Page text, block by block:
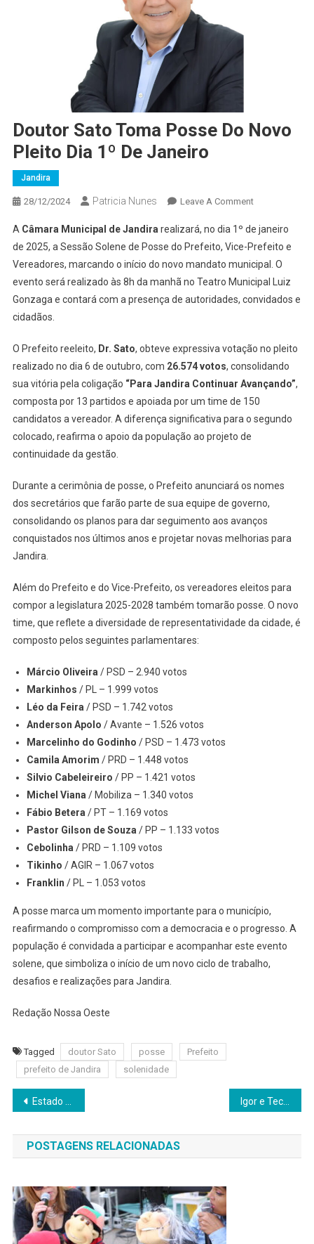
Doutor Sato Toma Posse Do Novo
Pleito Dia 1º De Janeiro
Jandira
28/12/2024 Patricia Nunes Leave A CommentOn
Sato
Toma
Posse
Do
Novo
1º
De
A Câmara Municipal de Jandirarealizará, no dia 1º de janeiro
de 2025, a Sessão Solene de Posse do Prefeito, Vice-Prefeito e
Vereadores, marcando o início do novo mandato municipal. O
evento será realizado às 8h da manhã no Teatro Municipal Luiz
Gonzaga e contará com a presença de autoridades, convidados e
cidadãos.
O Prefeito reeleito, Dr. Sato, obteve expressiva votação no pleito
realizado no dia 6 de outubro, com 26.574 votos, consolidando
sua vitória pela coligação “Para Jandira Continuar Avançando”,
composta por 13 partidos e apoiada por um time de 150
candidatos a vereador. A diferença significativa para o segundo
colocado, reafirma o apoio da população ao projeto de
continuidade da gestão.
Durante a cerimônia de posse, o Prefeito anunciará os nomes
dos secretários que farão parte de sua equipe de governo,
consolidando os planos para dar seguimento aos avanços
conquistados nos últimos anos e projetar novas melhorias para
Jandira.
Além do Prefeito e do Vice-Prefeito, os vereadores eleitos para
compor a legislatura 2025-2028 também tomarão posse. O novo
time, que reflete a diversidade de representatividade da cidade, é
composto pelos seguintes parlamentares:
Márcio Oliveira/ PSD – 2.940 votos
Markinhos / PL – 1.999 votos
Léo da Feira/ PSD – 1.742 votos
Anderson Apolo / Avante – 1.526 votos
Marcelinho do Godinho / PSD – 1.473 votos
Camila Amorim / PRD – 1.448 votos
Silvio Cabeleireiro / PP – 1.421 votos
Michel Viana/ Mobiliza – 1.340 votos
Fábio Betera/ PT – 1.169 votos
Pastor Gilson de Souza/ PP – 1.133 votos
Cebolinha/ PRD – 1.109 votos
Tikinho / AGIR – 1.067 votos
Franklin / PL – 1.053 votos
A posse marca um momento importante para o município,
reafirmando o compromisso com a democracia e o progresso. A
população é convidada a participar e acompanhar este evento
solene, que simboliza o início de um novo ciclo de trabalho,
desafios e realizações para Jandira.
Redação Nossa Oeste
Tagged doutor Sato posse
Prefeito
prefeito de Jandira
solenidade
Navegação
de
Post
Estado crítico: Hemocentro de Barueri alerta para baixo estoque de sangue Igor e Teco entregam Mercado Municipal de Itapevi
POSTAGENS RELACIONADAS